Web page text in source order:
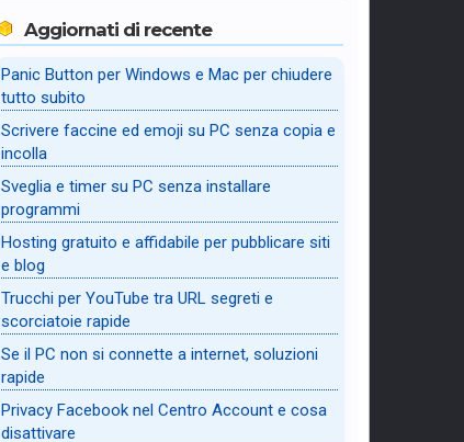
Aggiornati di recente
Panic Button per Windows e Mac per chiudere
tutto subito
Scrivere faccine ed emoji su PC senza copia e
incolla
Sveglia e timer su PC senza installare
programmi
Hosting gratuito e affidabile per pubblicare siti
e blog
Trucchi per YouTube tra URL segreti e
scorciatoie rapide
Se il PC non si connette a internet, soluzioni
rapide
Privacy Facebook nel Centro Account e cosa
disattivare